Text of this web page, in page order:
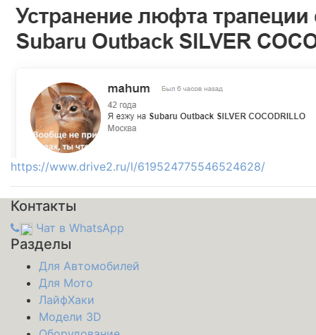
https://www.drive2.ru/l/619524775546524628/
Контакты
Чат в WhatsApp
Разделы
Для Автомобилей
Для Мото
ЛайфХаки
Модели 3D